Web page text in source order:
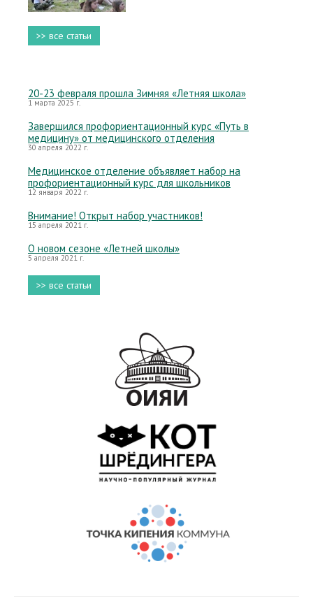
>> все статьи
20-23 февраля прошла Зимняя «Летняя школа»
1 марта 2025 г.
Завершился профориентационный курс «Путь в
медицину» от медицинского отделения
30 апреля 2022 г.
Медицинское отделение объявляет набор на
профориентационный курс для школьников
12 января 2022 г.
Внимание! Открыт набор участников!
15 апреля 2021 г.
О новом сезоне «Летней школы»
5 апреля 2021 г.
>> все статьи